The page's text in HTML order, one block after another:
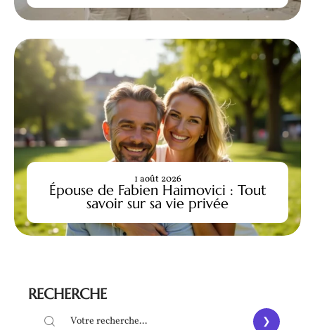
Épouse de Fabien Haimovici : Tout
savoir sur sa vie privée
1 août 2026
RECHERCHE